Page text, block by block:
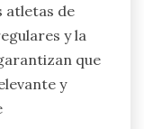
atletas de
y la
que
y